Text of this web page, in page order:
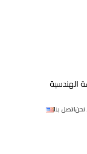
اتصل بنا